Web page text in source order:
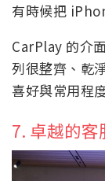
有時候把
CarPlay 的介
列很整齊、乾
喜好與常用程
7. 卓越的客